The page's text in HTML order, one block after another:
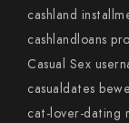
cashland
cashlandloans
Casual Sex
casualdates
cat-lover-dating